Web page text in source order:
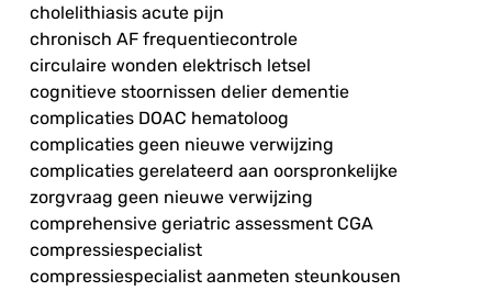
cholelithiasis acute pijn
chronisch AF frequentiecontrole
circulaire wonden elektrisch letsel
cognitieve stoornissen delier dementie
complicaties DOAC hematoloog
complicaties geen nieuwe verwijzing
complicaties gerelateerd aan oorspronkelijke
zorgvraag geen nieuwe verwijzing
comprehensive geriatric assessment CGA
compressiespecialist
compressiespecialist aanmeten steunkousen